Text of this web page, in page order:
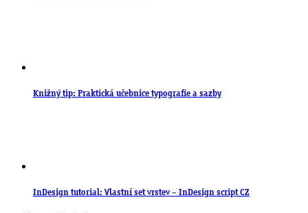
Knižný tip: Praktická učebnice typografie a sazby
InDesign tutorial: Vlastní set vrstev – InDesign script CZ